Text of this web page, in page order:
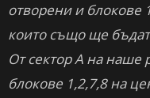
отворени и блокове
които също ще
От сектор А на
блокове 1,2,7,8 на